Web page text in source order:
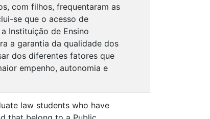
com filhos, frequentaram as
se que o acesso de
Instituição de Ensino
a garantia da qualidade dos
dos diferentes fatores que
empenho, autonomia e
law students who have